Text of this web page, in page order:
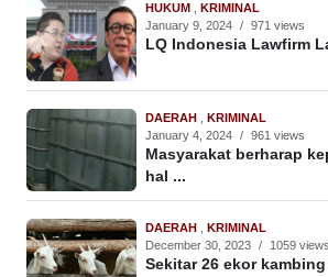
HUKUM , KRIMINAL
January 9, 2024 / 971 views
LQ Indonesia Lawfirm
DAERAH , KRIMINAL
January 4, 2024 / 961 views
Masyarakat berharap
hal ...
DAERAH , KRIMINAL
December 30, 2023 / 1059 views
Sekitar 26 ekor